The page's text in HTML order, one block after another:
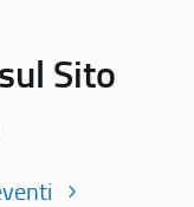
Sito